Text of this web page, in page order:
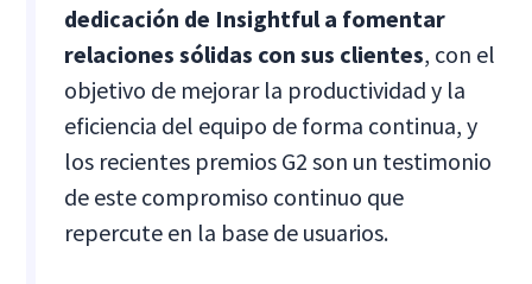
dedicación de Insightful a fomentar
relaciones sólidas con sus clientes, con el
objetivo de mejorar la productividad y la
eficiencia del equipo de forma continua, y
los recientes premios G2 son un testimonio
de este compromiso continuo que
repercute en la base de usuarios.